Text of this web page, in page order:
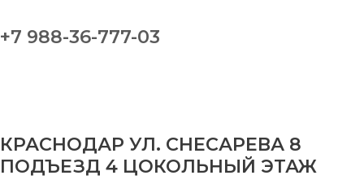
+7 988-36-777-03
КРАСНОДАР УЛ. СНЕСАРЕВА 8
ПОДЪЕЗД 4 ЦОКОЛЬНЫЙ ЭТАЖ